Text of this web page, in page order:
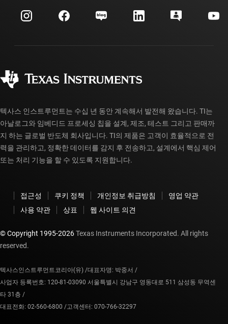
투자 관계
제조
고객 지원 센터
myTI 계정 FAQ
주문 FAQ
텍사스 인스트루먼트는 수십 년 동안 계속해서 발전해 왔습니다. TI는
아날로그와 임베디드 프로세싱 칩을 설계, 제조, 테스트 그리고 판매까
지 하는 글로벌 반도체 회사입니다. TI의 제품은 고객이 효율적으로 전
력을 관리하고, 정확한 데이터를 감지 후 전송하고, 설계에서 핵심 제어
또는 처리 기능을 할 수 있도록 지원합니다.
접근성 쿠키 정책 개인정보 취급방침
영업 약관
사용 약관
상표 웹 사이트 의견
© Copyright 1995-2026Texas Instruments Incorporated. All rights
reserved.
텍사스인스트루먼트코리아(유) /대표자명: 박중서 /
사업자 등록번호: 120-81-03090 서울특별시 강남구 영동대로 511 삼성동 무역센
타 31층 /
대표전화: 02-560-6800 /고객센터: 070-766-32297